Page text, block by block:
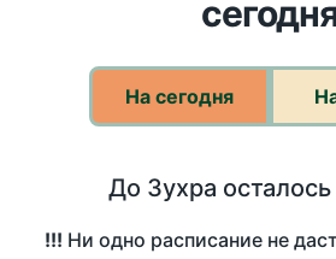
На сегодня
До Зухра
!!! Ни одно расписание не